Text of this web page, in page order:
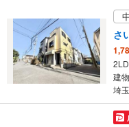
け
る
・
条
さ
建
埼